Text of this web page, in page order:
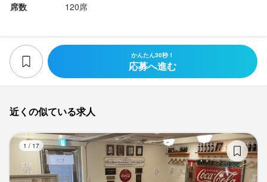
席数 120席
かんたん30秒！
応募へ進む
近くの似ている求人
1 / 17